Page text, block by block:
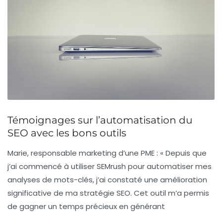
Témoignages sur l’automatisation du
SEO avec les bons outils
Marie, responsable marketing d’une PME : « Depuis que
j’ai commencé à utiliserSEMrush pour automatiser mes
analyses de mots-clés, j’ai constaté une amélioration
significative de ma stratégie SEO. Cet outil m’a permis
de gagner un temps précieux en générant